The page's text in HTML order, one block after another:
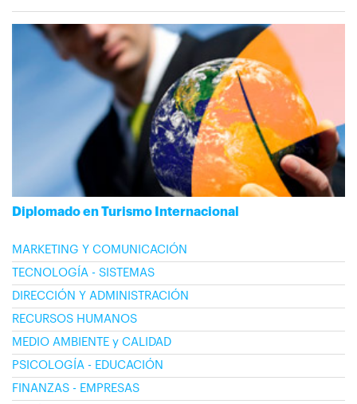
Diplomado en Turismo Internacional
MARKETING Y COMUNICACIÓN
TECNOLOGÍA - SISTEMAS
DIRECCIÓN Y ADMINISTRACIÓN
RECURSOS HUMANOS
MEDIO AMBIENTE y CALIDAD
PSICOLOGÍA - EDUCACIÓN
FINANZAS - EMPRESAS